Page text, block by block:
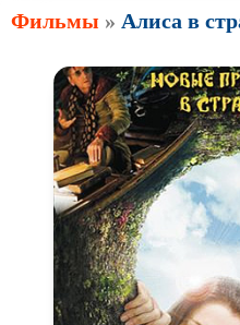
Фильмы » Алиса в